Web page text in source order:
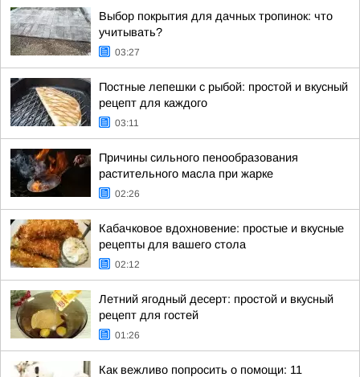
Выбор покрытия для дачных тропинок: что
учитывать?
03:27
Постные лепешки с рыбой: простой и вкусный
рецепт для каждого
03:11
Причины сильного пенообразования
растительного масла при жарке
02:26
Кабачковое вдохновение: простые и вкусные
рецепты для вашего стола
02:12
Летний ягодный десерт: простой и вкусный
рецепт для гостей
01:26
Как вежливо попросить о помощи: 11